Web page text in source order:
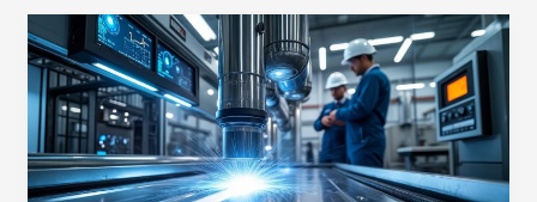
l’indicatif
d’Israël
?